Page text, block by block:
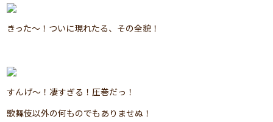
きった～！ついに現れたる、その全貌！
すんげ～！凄すぎる！圧巻だっ！
歌舞伎以外の何ものでもありませぬ！